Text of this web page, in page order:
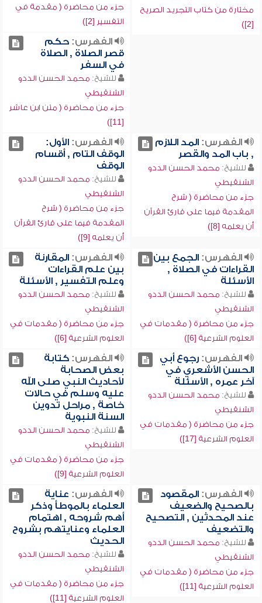
مختارة من كتاب التجريد الصريح
[2])
جزء من محاضرة ( مقدمة في
التفسير [2])
الفهرس:حكم
قصر الصلاة , الصلاة
في السفر
للشيخ: محمد الحسن الددو
الشنقيطي
جزء من محاضرة ( متن ابن عاشر
[11])
الفهرس:المد اللازم
, باب المد والقصر
للشيخ: محمد الحسن الددو
الشنقيطي
جزء من محاضرة ( شرح
المقدمة فيما على قارئ القرآن
أن يعلمه [8])
الفهرس:الأول:
الوقف التام , أقسام
الوقف
للشيخ: محمد الحسن الددو
الشنقيطي
جزء من محاضرة ( شرح
المقدمة فيما على قارئ القرآن
أن يعلمه [9])
الفهرس:الجمع بين
القراءات في الصلاة ,
الأسئلة
للشيخ: محمد الحسن الددو
الشنقيطي
جزء من محاضرة ( مقدمات في
العلوم الشرعية [6])
الفهرس:المقارنة
بين علم القراءات
وعلم التفسير , الأسئلة
للشيخ: محمد الحسن الددو
الشنقيطي
جزء من محاضرة ( مقدمات في
العلوم الشرعية [6])
الفهرس:رجوع أبي
الحسن الأشعري في
آخر عمره , الأسئلة
للشيخ: محمد الحسن الددو
الشنقيطي
جزء من محاضرة ( مقدمات في
العلوم الشرعية [17])
الفهرس:كتابة
بعض الصحابة
لأحاديث النبي صلى الله
عليه وسلم في حالات
خاصة , مراحل تدوين
السنة النبوية
للشيخ: محمد الحسن الددو
الشنقيطي
جزء من محاضرة ( مقدمات في
العلوم الشرعية [9])
الفهرس:المقصود
بالصحيح والضعيف
عند المحدثين , التصحيح
والتضعيف
للشيخ: محمد الحسن الددو
الشنقيطي
جزء من محاضرة ( مقدمات في
العلوم الشرعية [11])
الفهرس: عناية
العلماء بالموطأ وذكر
أهم شروحه , اهتمام
العلماء وعنايتهم بشروح
الحديث
للشيخ: محمد الحسن الددو
الشنقيطي
جزء من محاضرة ( مقدمات في
العلوم الشرعية [11])